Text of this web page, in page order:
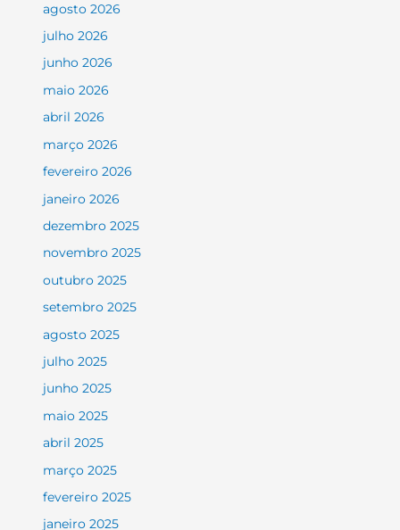
agosto 2026
julho 2026
junho 2026
maio 2026
abril 2026
março 2026
fevereiro 2026
janeiro 2026
dezembro 2025
novembro 2025
outubro 2025
setembro 2025
agosto 2025
julho 2025
junho 2025
maio 2025
abril 2025
março 2025
fevereiro 2025
janeiro 2025